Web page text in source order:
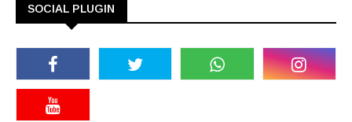
SOCIAL PLUGIN